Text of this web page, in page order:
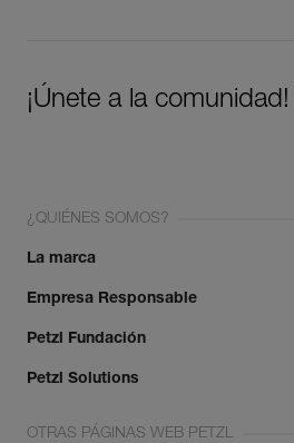
¡Únete a la comunidad!
¿QUIÉNES SOMOS?
La marca
Empresa Responsable
Petzl Fundación
Petzl Solutions
OTRAS PÁGINAS WEB PETZL